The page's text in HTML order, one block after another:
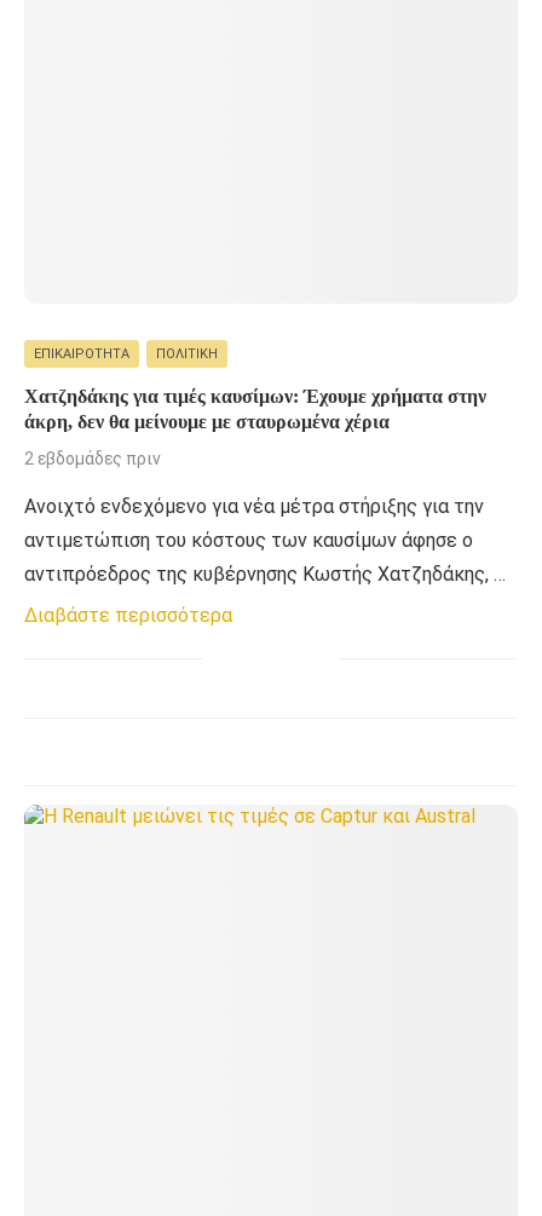
ΕΠΙΚΑΙΡΌΤΗΤΑ ΠΟΛΙΤΙΚΉ
Χατζηδάκης για τιμές καυσίμων: Έχουμε χρήματα στην
άκρη, δεν θα μείνουμε με σταυρωμένα χέρια
2 εβδομάδες πριν
Ανοιχτό ενδεχόμενο για νέα μέτρα στήριξης για την
αντιμετώπιση του κόστους των καυσίμων άφησε ο
αντιπρόεδρος της κυβέρνησης Κωστής Χατζηδάκης, …
Διαβάστε περισσότερα